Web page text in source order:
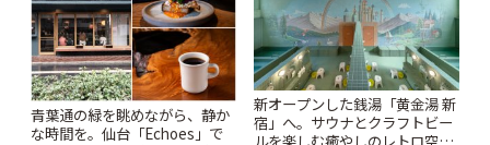
青葉通の緑を眺めながら、静か
な時間を。仙台「Echoes」で
新オープンした銭湯「黄金湯 新
宿」へ。サウナとクラフトビー